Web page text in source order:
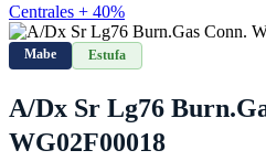
Centrales + 40%
Mabe Estufa
A/Dx Sr Lg76
WG02F00018